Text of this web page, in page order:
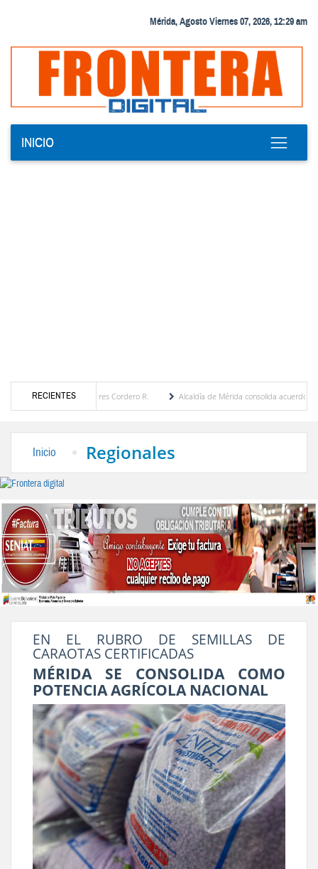
Mérida, Agosto Viernes 07, 2026, 12:29 am
INICIO
RECIENTES
María Eugenia Febres Cordero R.
Alcaldía de Mérida consolida acuerdos con
Inicio Regionales
EN EL RUBRO DE SEMILLAS DE
CARAOTAS CERTIFICADAS
MÉRIDA SE CONSOLIDA COMO
POTENCIA AGRÍCOLA NACIONAL